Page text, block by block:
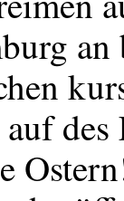
an